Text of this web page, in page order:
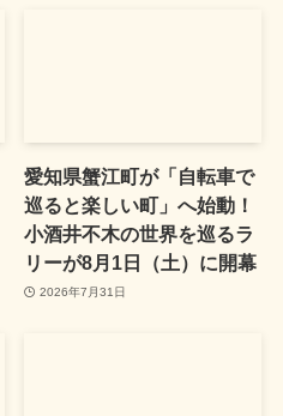
愛知県蟹江町が「自転車で
巡ると楽しい町」へ始動！
小酒井不木の世界を巡るラ
リーが8月1日（土）に開幕
2026年7月31日